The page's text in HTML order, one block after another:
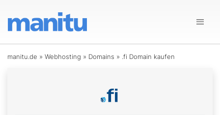
manitu.de » Webhosting » Domains » .fi Domain kaufen